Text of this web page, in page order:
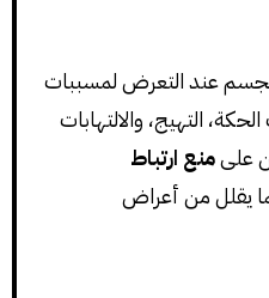
عند التعرض لمسببات
التهيج، والالتهابات
علىمنع ارتباط
يقلل من أعراض